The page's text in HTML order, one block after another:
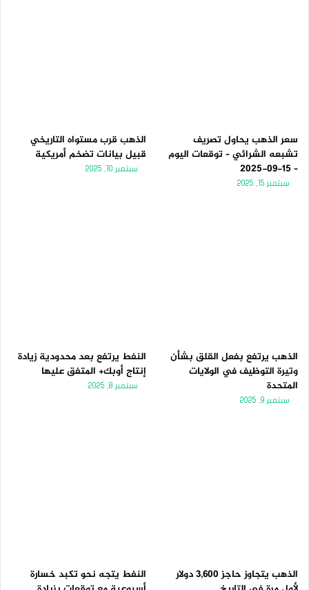
سعر الذهب يحاول تصريف
تشبعه الشرائي – توقعات اليوم
– 15-09-2025
سبتمبر 15, 2025
الذهب قرب مستواه التاريخي
قبيل بيانات تضخم أمريكية
سبتمبر 10, 2025
الذهب يرتفع بفعل القلق بشأن
وتيرة التوظيف في الولايات
المتحدة
سبتمبر 9, 2025
النفط يرتفع بعد محدودية زيادة
إنتاج أوبك+ المتفق عليها
سبتمبر 8, 2025
الذهب يتجاوز حاجز 3,600 دولار
النفط يتجه نحو تكبد خسارة